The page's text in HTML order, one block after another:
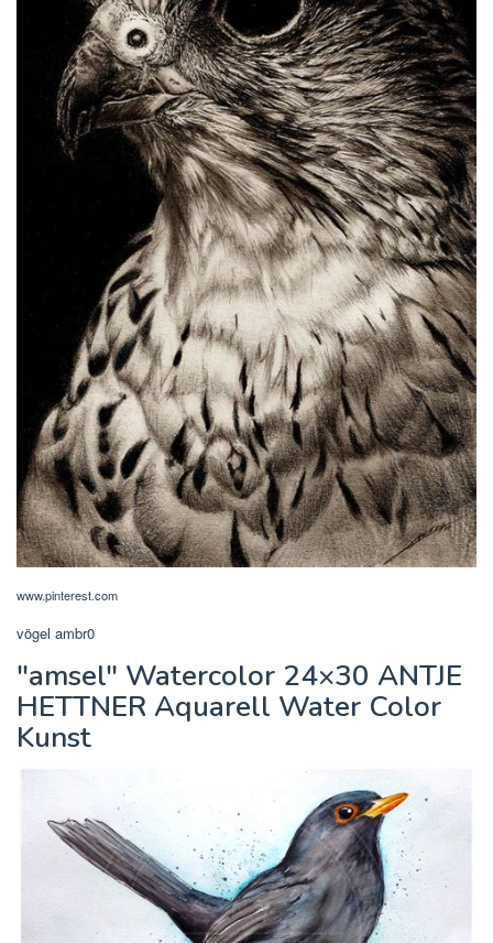
www.pinterest.com
vögel ambr0
"amsel" Watercolor 24×30 ANTJE
HETTNER Aquarell Water Color
Kunst